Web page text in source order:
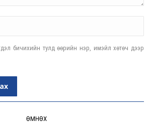
бичихийн тулд өөрийн нэр, имэйл хөтөч дээр
ӨМНӨХ